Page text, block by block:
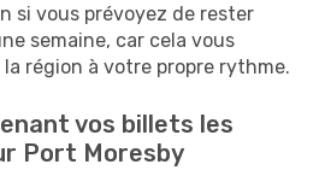
si vous prévoyez de rester
semaine, car cela vous
la région à votre propre rythme.
vos billets les
Port Moresby